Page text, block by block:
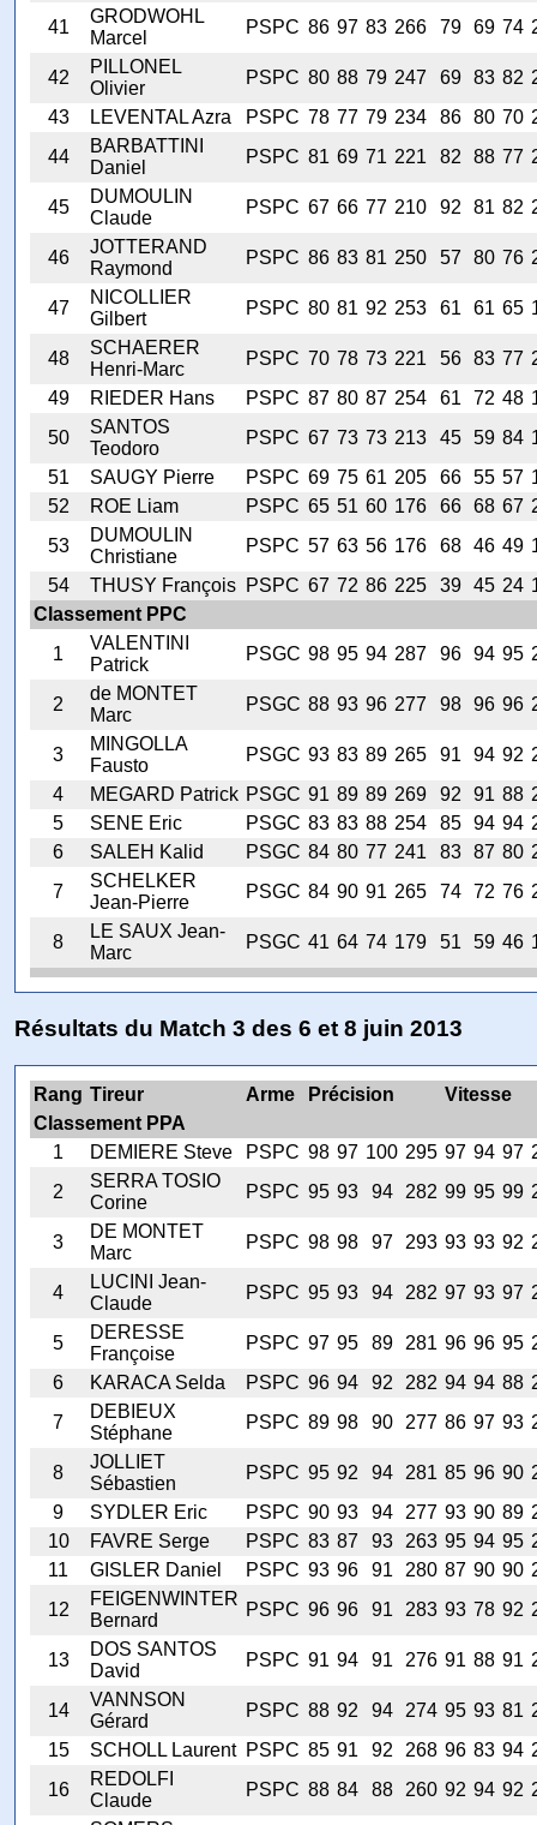
41
GRODWOHL
Marcel
PSPC 86 97 83 266 79 69 74
42
PILLONEL
Olivier
PSPC 80 88 79 247 69 83 82
43
LEVENTAL Azra PSPC 78 77 79 234 86 80 70
44
BARBATTINI
Daniel
PSPC 81 69 71 221 82 88 77
45
DUMOULIN
Claude
PSPC 67 66 77 210 92 81 82
46
JOTTERAND
Raymond
PSPC 86 83 81 250 57 80 76
47
NICOLLIER
Gilbert
PSPC 80 81 92 253 61 61 65
48
SCHAERER
Henri-Marc
PSPC 70 78 73 221 56 83 77
49
RIEDER Hans PSPC 87 80 87 254 61 72 48
50
SANTOS
Teodoro
PSPC 67 73 73 213 45 59 84
51
SAUGY Pierre PSPC 69 75 61 205 66 55 57
52
ROE Liam PSPC 65 51 60 176 66 68 67
53
DUMOULIN
Christiane
PSPC 57 63 56 176 68 46 49
54
THUSY François PSPC 67 72 86 225 39 45 24
Classement PPC
1
VALENTINI
Patrick
PSGC 98 95 94 287 96 94 95
2
de MONTET
Marc
PSGC 88 93 96 277 98 96 96
3
MINGOLLA
Fausto
PSGC 93 83 89 265 91 94 92
4
MEGARD Patrick PSGC 91 89 89 269 92 91 88
5
SENE Eric PSGC 83 83 88 254 85 94 94
6
SALEH Kalid PSGC 84 80 77 241 83 87 80
7
SCHELKER
Jean-Pierre
PSGC 84 90 91 265 74 72 76
8
LE SAUX Jean-
Marc
PSGC 41 64 74 179 51 59 46
Résultats du Match 3 des 6 et 8 juin 2013
Rang Tireur Arme Précision
Vitesse
Classement PPA
1
DEMIERE Steve PSPC 98 97 100 295 97 94 97
2
SERRA TOSIO
Corine
PSPC 95 93 94 282 99 95 99
3
DE MONTET
Marc
PSPC 98 98 97 293 93 93 92
4
LUCINI Jean-
Claude
PSPC 95 93 94 282 97 93 97
5
DERESSE
Françoise
PSPC 97 95 89 281 96 96 95
6
KARACA Selda PSPC 96 94 92 282 94 94 88
7
DEBIEUX
Stéphane
PSPC 89 98 90 277 86 97 93
8
JOLLIET
Sébastien
PSPC 95 92 94 281 85 96 90
9
SYDLER Eric PSPC 90 93 94 277 93 90 89
10
FAVRE Serge PSPC 83 87 93 263 95 94 95
11
GISLER Daniel PSPC 93 96 91 280 87 90 90
12
FEIGENWINTER
Bernard
PSPC 96 96 91 283 93 78 92
13
DOS SANTOS
David
PSPC 91 94 91 276 91 88 91
14
VANNSON
Gérard
PSPC 88 92 94 274 95 93 81
15
SCHOLL Laurent PSPC 85 91 92 268 96 83 94
16
REDOLFI
Claude
PSPC 88 84 88 260 92 94 92